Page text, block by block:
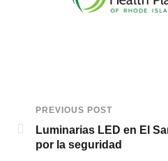
PREVIOUS POST
Luminarias LED en El
por la seguridad